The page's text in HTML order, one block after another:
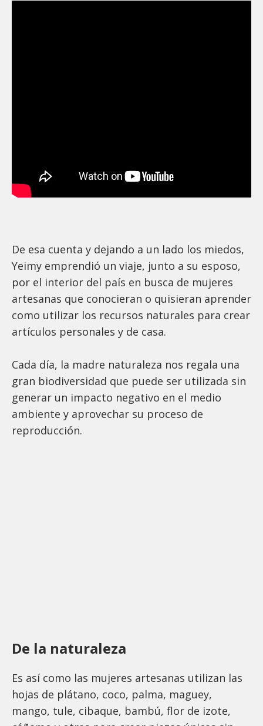
De esa cuenta y dejando a un lado los miedos,
Yeimy emprendió un viaje, junto a su esposo,
por el interior del país en busca de mujeres
artesanas que conocieran o quisieran aprender
como utilizar los recursos naturales para crear
artículos personales y de casa.
Cada día, la madre naturaleza nos regala una
gran biodiversidad que puede ser utilizada sin
generar un impacto negativo en el medio
ambiente y aprovechar su proceso de
reproducción.
De la naturaleza
Es así como las mujeres artesanas utilizan las
hojas de plátano, coco, palma, maguey,
mango, tule, cibaque, bambú, flor de izote,